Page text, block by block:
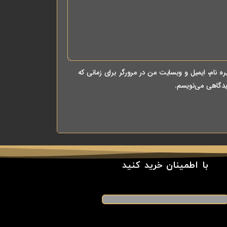
نام، ایمیل و وبسایت من در مرورگر برای زمانی که
می‌نویسم.
با اطمینان خرید کنید